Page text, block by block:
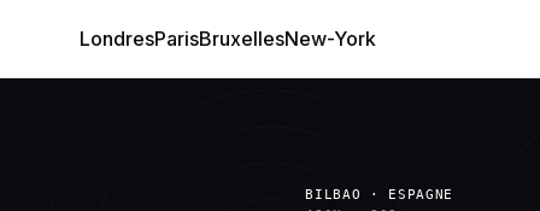
LondresParisBruxellesNew-York
BILBAO · ESPAGNE